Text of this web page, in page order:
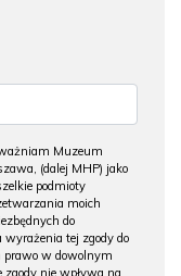
Muzeum
(dalej MHP) jako
podmioty
moich
do
tej zgody do
prawo w dowolnym